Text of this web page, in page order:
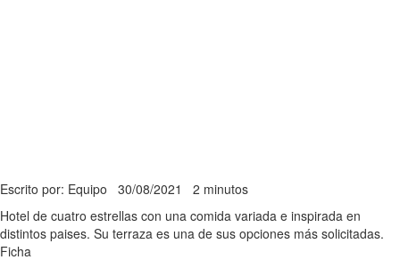
Escrito por: Equipo 30/08/2021 2 minutos
Hotel de cuatro estrellas con una comida variada e inspirada en
distintos paises. Su terraza es una de sus opciones más solicitadas.
Ficha